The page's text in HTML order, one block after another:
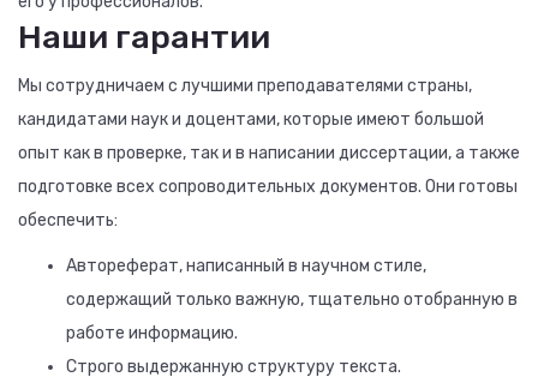
Наши гарантии
Мы сотрудничаем с лучшими преподавателями страны,
кандидатами наук и доцентами, которые имеют большой
опыт как в проверке, так и в написании диссертации, а также
подготовке всех сопроводительных документов. Они готовы
обеспечить:
Автореферат, написанный в научном стиле,
содержащий только важную, тщательно отобранную в
работе информацию.
Строго выдержанную структуру текста.